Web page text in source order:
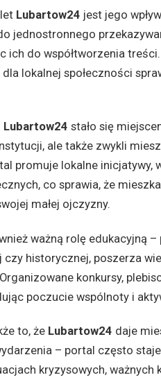
Lubartow24 jest jego
jednostronnego
ich do współtworzenia
dla lokalnej społeczności
Lubartow24 stało się
ale także zwykli
promuje lokalne
co sprawia, że
małej ojczyzny.
ważną rolę edukacyjną
historycznej, poszerza
konkursy,
poczucie wspólnoty i
to, że Lubartow24 daje
– portal często
kryzysowych, ważnych